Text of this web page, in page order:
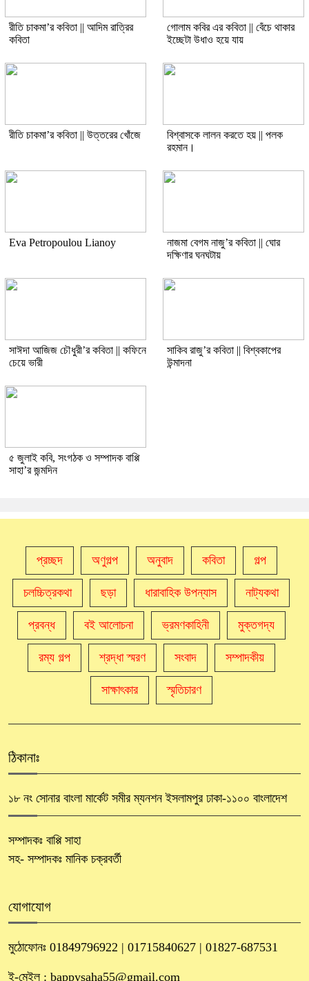
রীতি চাকমা’র কবিতা || আদিম রাত্রির
কবিতা
গোলাম কবির এর কবিতা || বেঁচে থাকার
ইচ্ছেটা উধাও হয়ে যায়
রীতি চাকমা’র কবিতা || উত্তরের খোঁজে
বিশ্বাসকে লালন করতে হয় || পলক
রহমান।
Eva Petropoulou Lianoy
নাজমা বেগম নাজু’র কবিতা || ঘোর
দক্ষিণার ঘনঘটায়
সাঈদা আজিজ চৌধুরী’র কবিতা || কফিনে
চেয়ে ভারী
সাকিব রাজু’র কবিতা || বিশ্বকাপের
উন্মাদনা
৫ জুলাই কবি, সংগঠক ও সম্পাদক বাপ্পি
সাহা’র জন্মদিন
প্রচ্ছদ অণুগল্প অনুবাদ কবিতা গল্প
চলচ্চিত্রকথা ছড়া ধারাবাহিক উপন্যাস নাট্যকথা
প্রবন্ধ বই আলোচনা ভ্রমণকাহিনী মুক্তগদ্য
রম্য গল্প শ্রদ্ধা স্মরণ সংবাদ সম্পাদকীয়
সাক্ষাৎকার স্মৃতিচারণ
ঠিকানাঃ
১৮ নং সোনার বাংলা মার্কেট সমীর ম্যনশন ইসলামপুর ঢাকা-১১০০ বাংলাদেশ
সম্পাদকঃ বাপ্পি সাহা
সহ- সম্পাদকঃ মানিক চক্রবর্তী
যোগাযোগ
মুঠোফোনঃ 01849796922 | 01715840627 | 01827-687531
ই-মেইল : bappysaha55@gmail.com